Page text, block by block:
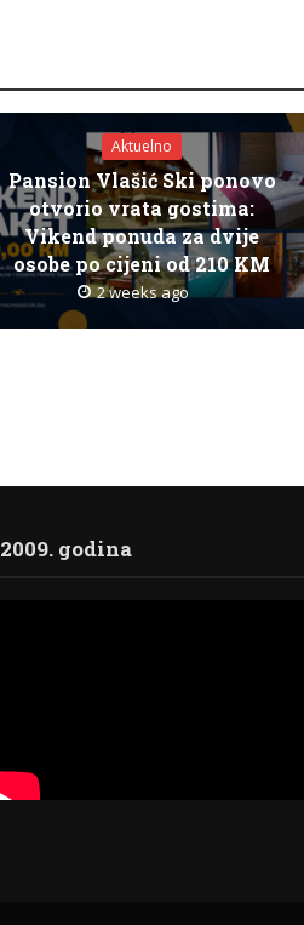
Aktuelno
Pansion Vlašić Ski ponovo
otvorio vrata gostima:
Vikend ponuda za dvije
osobe po cijeni od 210 KM
2 weeks ago
2009. godina